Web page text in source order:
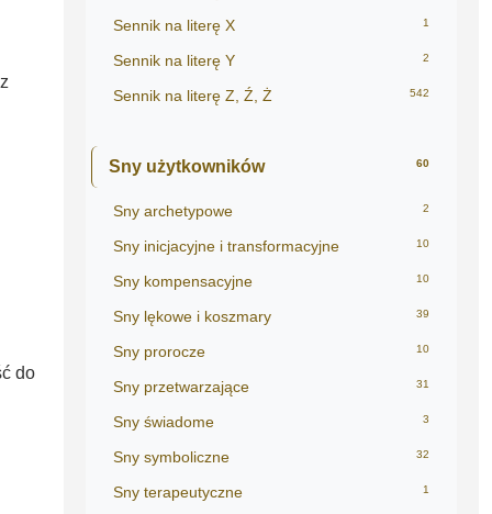
do
Sennik na literę X 1
Sennik na literę Y 2
Sennik na literę Z, Ź, Ż 542
Sny użytkowników 60
Sny archetypowe 2
Sny inicjacyjne i transformacyjne 10
Sny kompensacyjne 10
Sny lękowe i koszmary 39
Sny prorocze 10
Sny przetwarzające 31
Sny świadome 3
Sny symboliczne 32
Sny terapeutyczne 1